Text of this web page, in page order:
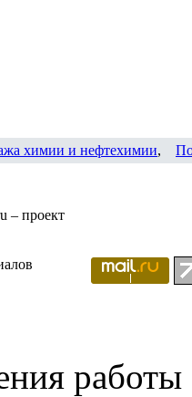
химии и нефтехимии,
– проект
работы